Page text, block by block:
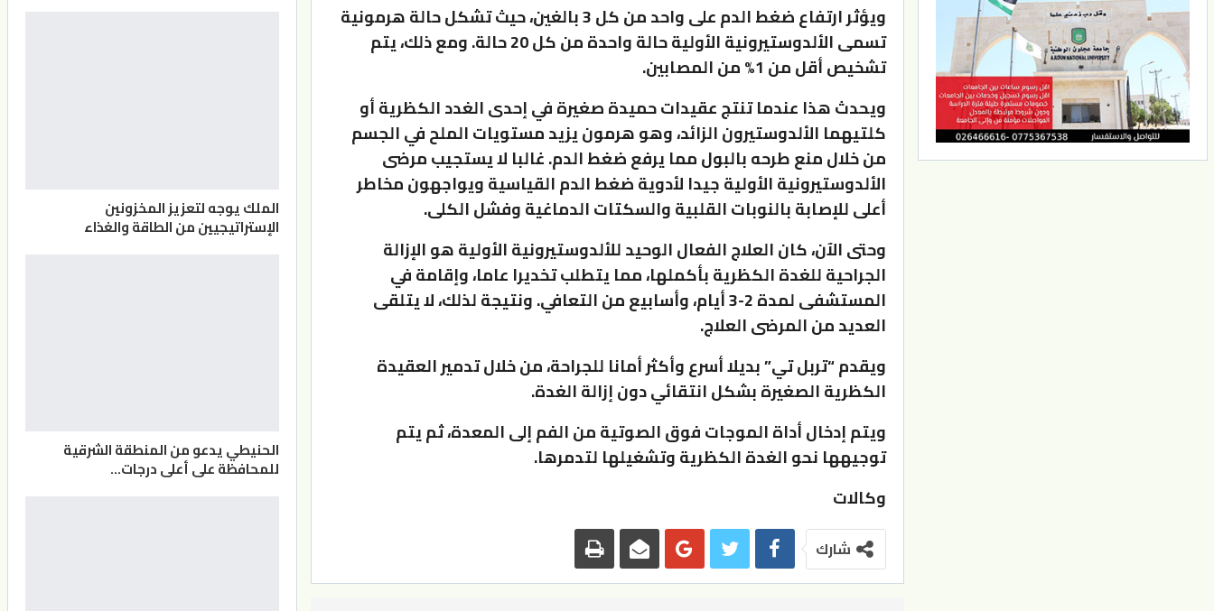
ويؤثر ارتفاع ضغط الدم على واحد من كل 3 بالغين، حيث تشكل حالة هرمونية
تسمى الألدوستيرونية الأولية حالة واحدة من كل 20 حالة. ومع ذلك، يتم
تشخيص أقل من 1% من المصابين.
ويحدث هذا عندما تنتج عقيدات حميدة صغيرة في إحدى الغدد الكظرية أو
كلتيهما الألدوستيرون الزائد، وهو هرمون يزيد مستويات الملح في الجسم
من خلال منع طرحه بالبول مما يرفع ضغط الدم. غالبا لا يستجيب مرضى
الألدوستيرونية الأولية جيدا لأدوية ضغط الدم القياسية ويواجهون مخاطر
أعلى للإصابة بالنوبات القلبية والسكتات الدماغية وفشل الكلى.
وحتى الآن، كان العلاج الفعال الوحيد للألدوستيرونية الأولية هو الإزالة
الجراحية للغدة الكظرية بأكملها، مما يتطلب تخديرا عاما، وإقامة في
المستشفى لمدة 2-3 أيام، وأسابيع من التعافي. ونتيجة لذلك، لا يتلقى
العديد من المرضى العلاج.
ويقدم “تربل تي” بديلا أسرع وأكثر أمانا للجراحة، من خلال تدمير العقيدة
الكظرية الصغيرة بشكل انتقائي دون إزالة الغدة.
ويتم إدخال أداة الموجات فوق الصوتية من الفم إلى المعدة، ثم يتم
توجيهها نحو الغدة الكظرية وتشغيلها لتدمرها.
وكالات
شارك
الملك يوجه لتعزيز المخزونين
الإستراتيجيين من الطاقة والغذاء
الحنيطي يدعو من المنطقة الشرقية
للمحافظة على أعلى درجات…